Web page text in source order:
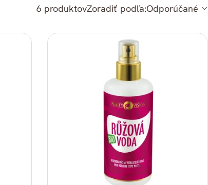
6 produktovZoradiť podľa:Odporúčané